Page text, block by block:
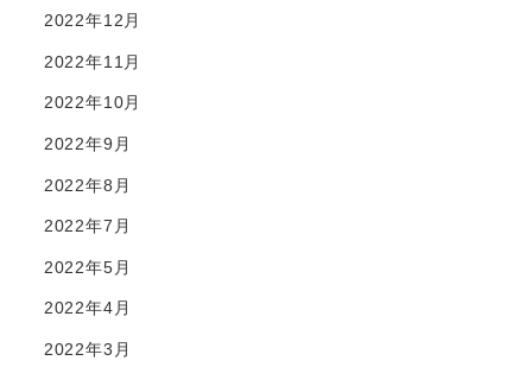
2022年12月
2022年11月
2022年10月
2022年9月
2022年8月
2022年7月
2022年5月
2022年4月
2022年3月